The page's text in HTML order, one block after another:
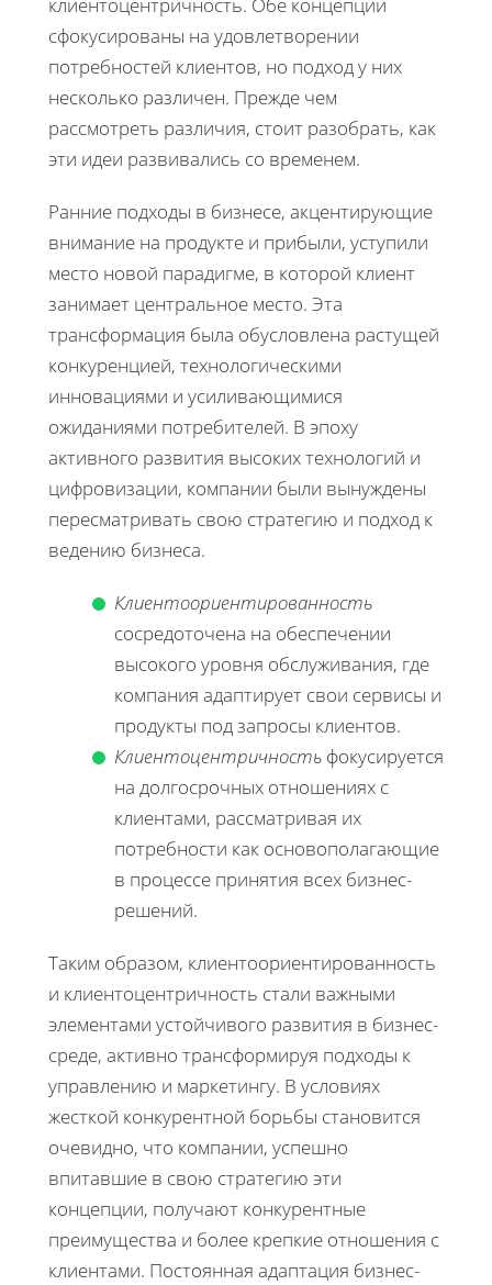
сфокусированы на удовлетворении
потребностей клиентов, но подход у них
несколько различен. Прежде чем
рассмотреть различия, стоит разобрать, как
эти идеи развивались со временем.
Ранние подходы в бизнесе, акцентирующие
внимание на продукте и прибыли, уступили
место новой парадигме, в которой клиент
занимает центральное место. Эта
трансформация была обусловлена растущей
конкуренцией, технологическими
инновациями и усиливающимися
ожиданиями потребителей. В эпоху
активного развития высоких технологий и
цифровизации, компании были вынуждены
пересматривать свою стратегию и подход к
ведению бизнеса.
Клиентоориентированность
сосредоточена на обеспечении
высокого уровня обслуживания, где
компания адаптирует свои сервисы и
продукты под запросы клиентов.
Клиентоцентричность фокусируется
на долгосрочных отношениях с
клиентами, рассматривая их
потребности как основополагающие
в процессе принятия всех бизнес-
решений.
Таким образом, клиентоориентированность
и клиентоцентричность стали важными
элементами устойчивого развития в бизнес-
среде, активно трансформируя подходы к
управлению и маркетингу. В условиях
жесткой конкурентной борьбы становится
очевидно, что компании, успешно
впитавшие в свою стратегию эти
концепции, получают конкурентные
преимущества и более крепкие отношения с
клиентами. Постоянная адаптация бизнес-